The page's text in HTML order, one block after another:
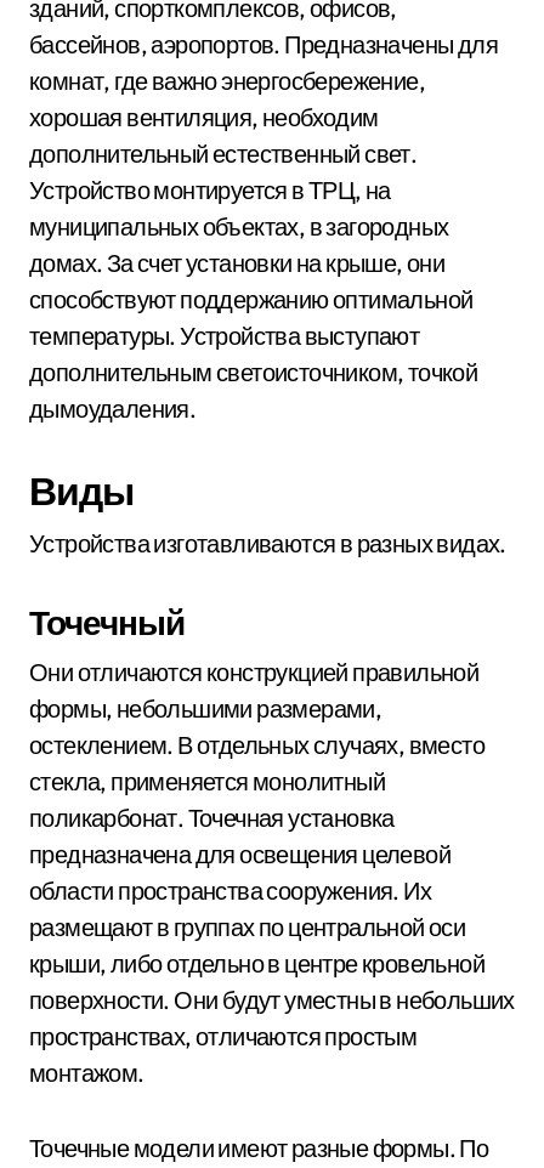
зданий, спорткомплексов, офисов,
бассейнов, аэропортов. Предназначены для
комнат, где важно энергосбережение,
хорошая вентиляция, необходим
дополнительный естественный свет.
Устройство монтируется в ТРЦ, на
муниципальных объектах, в загородных
домах. За счет установки на крыше, они
способствуют поддержанию оптимальной
температуры. Устройства выступают
дополнительным светоисточником, точкой
дымоудаления.
Виды
Устройства изготавливаются в разных видах.
Точечный
Они отличаются конструкцией правильной
формы, небольшими размерами,
остеклением. В отдельных случаях, вместо
стекла, применяется монолитный
поликарбонат. Точечная установка
предназначена для освещения целевой
области пространства сооружения. Их
размещают в группах по центральной оси
крыши, либо отдельно в центре кровельной
поверхности. Они будут уместны в небольших
пространствах, отличаются простым
монтажом.
Точечные модели имеют разные формы. По